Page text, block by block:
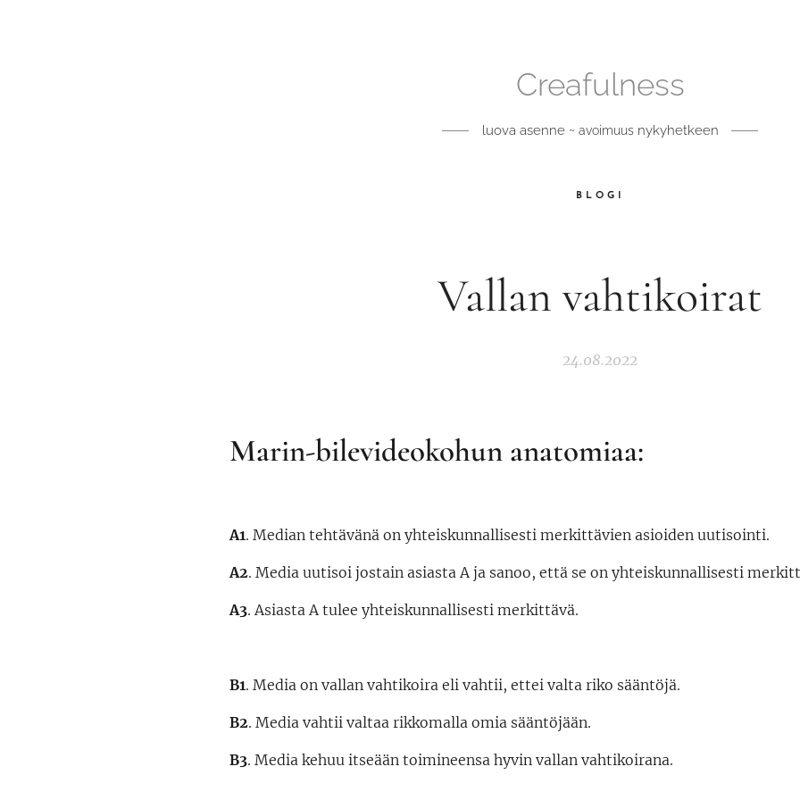
Creafulness
luova asenne ~ avoimuusnykyhetkeen
BLOGI
Vallan vahtikoirat
24.08.2022
Marin-bilevideokohun anatomiaa:
A1. Median tehtävänä on yhteiskunnallisesti merkittävien asioiden uutisointi.
A2. Media uutisoi jostain asiasta A ja sanoo, että se on yhteiskunnallisesti
A3. Asiasta A tulee yhteiskunnallisesti merkittävä.
B1. Media on vallan vahtikoira eli vahtii, ettei valta riko sääntöjä.
B2. Media vahtii valtaa rikkomalla omia sääntöjään.
B3. Media kehuu itseään toimineensa hyvin vallan vahtikoirana.